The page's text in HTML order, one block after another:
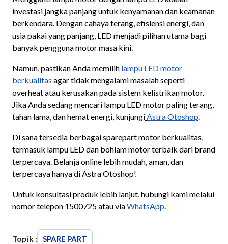
investasi jangka panjang untuk kenyamanan dan keamanan
berkendara. Dengan cahaya terang, efisiensi energi, dan
usia pakai yang panjang, LED menjadi pilihan utama bagi
banyak pengguna motor masa kini.
Namun, pastikan Anda memilih lampu LED motor
berkualitas agar tidak mengalami masalah seperti
overheat atau kerusakan pada sistem kelistrikan motor.
Jika Anda sedang mencari lampu LED motor paling terang,
tahan lama, dan hemat energi, kunjungi Astra Otoshop
Di sana tersedia berbagai sparepart motor berkualitas,
termasuk lampu LED dan bohlam motor terbaik dari brand
terpercaya. Belanja online lebih mudah, aman, dan
terpercaya hanya di Astra Otoshop!
Untuk konsultasi produk lebih lanjut, hubungi kami melalui
nomor telepon 1500725 atau viaWhatsApp
Topik : SPARE PART